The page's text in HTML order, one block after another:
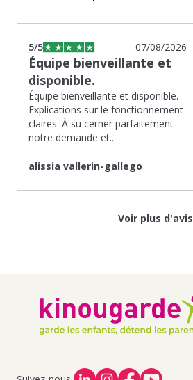
5/5 07/08/2026
Équipe bienveillante et
disponible.
Équipe bienveillante et disponible.
Explications sur le fonctionnement
claires. À su cerner parfaitement
notre demande et...
alissia vallerin-gallego
Voir plus d'avis